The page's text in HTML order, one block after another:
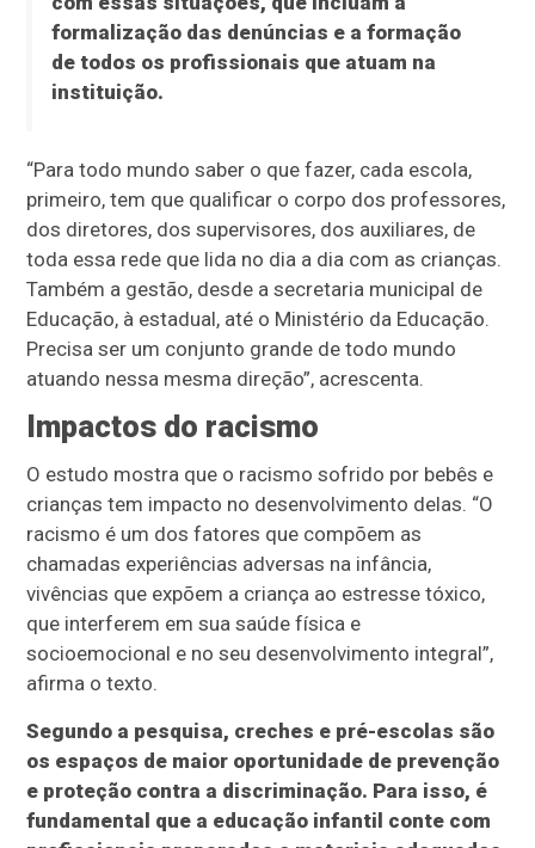
formalização das denúncias e a formação
de todos os profissionais que atuam na
instituição.
“Para todo mundo saber o que fazer, cada escola,
primeiro, tem que qualificar o corpo dos professores,
dos diretores, dos supervisores, dos auxiliares, de
toda essa rede que lida no dia a dia com as crianças.
Também a gestão, desde a secretaria municipal de
Educação, à estadual, até o Ministério da Educação.
Precisa ser um conjunto grande de todo mundo
atuando nessa mesma direção”, acrescenta.
Impactos do racismo
O estudo mostra que o racismo sofrido por bebês e
crianças tem impacto no desenvolvimento delas. “O
racismo é um dos fatores que compõem as
chamadas experiências adversas na infância,
vivências que expõem a criança ao estresse tóxico,
que interferem em sua saúde física e
socioemocional e no seu desenvolvimento integral”,
afirma o texto.
Segundo a pesquisa, creches e pré-escolas são
os espaços de maior oportunidade de prevenção
e proteção contra a discriminação. Para isso, é
fundamental que a educação infantil conte com